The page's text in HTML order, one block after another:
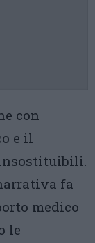
con
e il
fa
medico
le